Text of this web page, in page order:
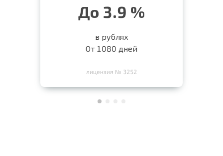
До 3.9 %
в рублях
От 1080 дней
лицензия № 3252